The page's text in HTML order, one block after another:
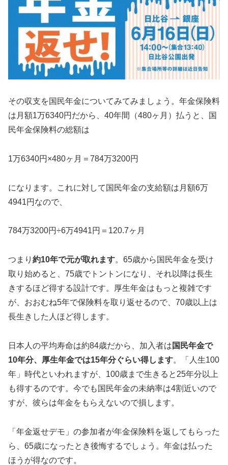
その収支を国民年金についてみてみましょう。年金保険料
は月額1万6340円だから、40年間（480ヶ月）払うと、国
民年金保険料の総額は
1万6340円×480ヶ月＝784万3200円
になります。これに対して国民年金の支給額は月額6万
4941円なので、
784万3200円÷6万4941円＝120.7ヶ月
つまり 約10年で元が取れます。65歳から国民年金を受け
取り始めると、75歳でトントンになり、それ以降は長生
きするほど得する設計です。厚生年金はもっと複雑です
が、おおむね5年で保険料を取り返せるので、70歳以上は
長生きした人ほど得します。
日本人の平均寿命は約84歳だから、加入者は 国民年金で
10年分、厚生年金では15年分ぐらい得します。「人生100
年」時代といわれますが、100歳まで生きると25年分以上
も得するのです。今でも国民年金の未納率は4割近いので
すが、彼らは年金をもらえないので損します。
「年金返せデモ」の参加者が年金保険料を返してもらった
ら、65歳になったとき後悔するでしょう。年金は払った
ほうが得なのです。